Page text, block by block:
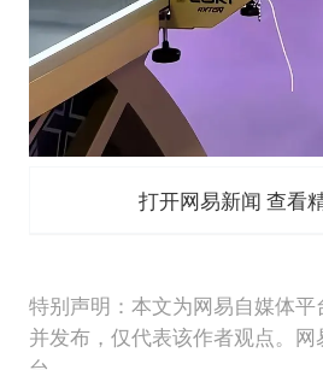
打开网易新闻 查看
特别声明：本文为网易自媒体平
并发布，仅代表该作者观点。